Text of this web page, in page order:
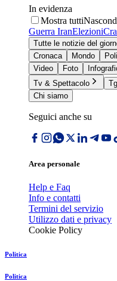
In evidenza
Mostra tutti
Guerra IranElezioni
Tutte le notizie del
Cronaca
Mondo
Video
Foto
Tv & Spettacolo
Chi siamo
Seguici anche su
Area personale
Help e Faq
Info e contatti
Termini del servizio
Utilizzo dati e privacy
Cookie Policy
Politica
Politica